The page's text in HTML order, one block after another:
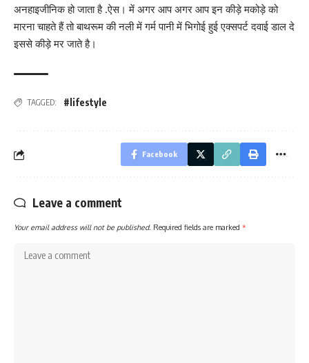
अनहाइजीनिक हो जाता है .ऐस। में अगर आप अगर आप इन कीड़े मकोड़े को
मारना चाहते हैं तो बाथरूम की नली में गर्म पानी में भिगोई हुई एक्सपर्ट दवाई डाल दे
इससे कीड़े मर जाते है।
TAGGED: #lifestyle
Facebook
Leave a comment
Your email address will not be published. Required fields are marked *